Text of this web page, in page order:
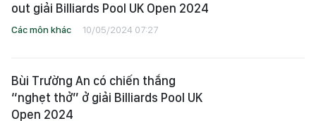
out giải Billiards Pool UK Open 2024
Các môn khác 10/05/2024 07:27
Bùi Trường An có chiến thắng
“nghẹt thở” ở giải Billiards Pool UK
Open 2024